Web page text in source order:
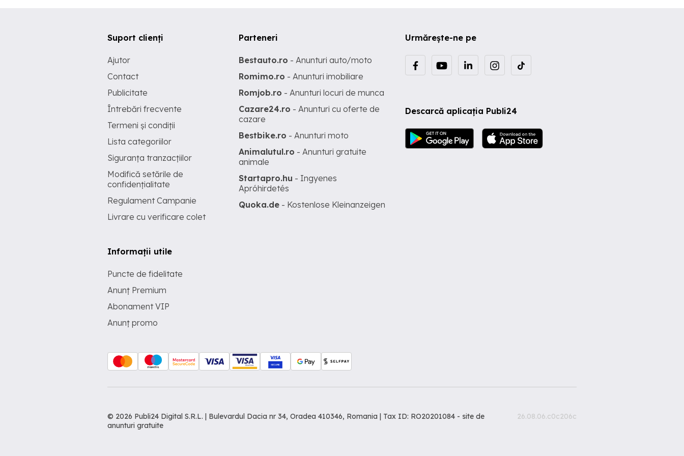
Urmărește-ne pe
Descarcă aplicația Publi24
Suport clienți
Ajutor
Contact
Publicitate
Întrebări frecvente
Termeni și condiții
Lista categoriilor
Siguranța tranzacțiilor
Modifică setările de
confidențialitate
Regulament Campanie
Livrare cu verificare colet
Informații utile
Puncte de fidelitate
Anunț Premium
Abonament VIP
Anunț promo
Parteneri
Bestauto.ro - Anunturi auto/moto
Romimo.ro - Anunturi imobiliare
Romjob.ro - Anunturi locuri de munca
Cazare24.ro - Anunturi cu oferte de
cazare
Bestbike.ro - Anunturi moto
Animalutul.ro - Anunturi gratuite
animale
Startapro.hu - Ingyenes
Apróhirdetés
Quoka.de - Kostenlose Kleinanzeigen
© 2026 Publi24 Digital S.R.L. | Bulevardul Dacia nr 34, Oradea 410346, Romania | Tax ID: RO20201084 - site de
anunturi gratuite
26.08.06.c0c206c